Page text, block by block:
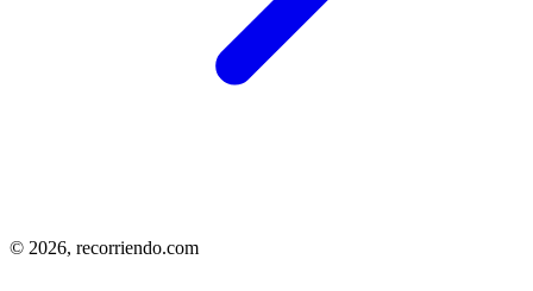
© 2026, recorriendo.com